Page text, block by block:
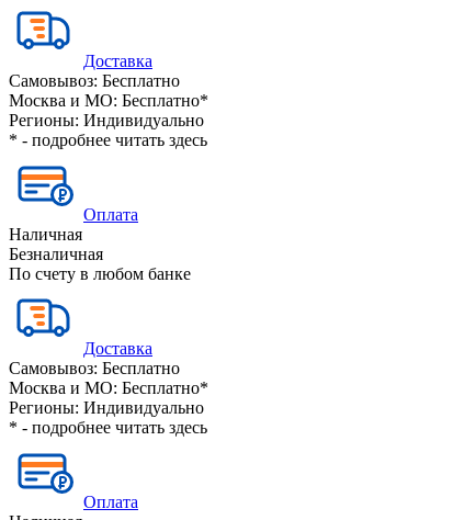
Доставка
Самовывоз: Бесплатно
Москва и МО: Бесплатно*
Регионы: Индивидуально
* - подробнее читать здесь
Оплата
Наличная
Безналичная
По счету в любом банке
Доставка
Самовывоз: Бесплатно
Москва и МО: Бесплатно*
Регионы: Индивидуально
* - подробнее читать здесь
Оплата